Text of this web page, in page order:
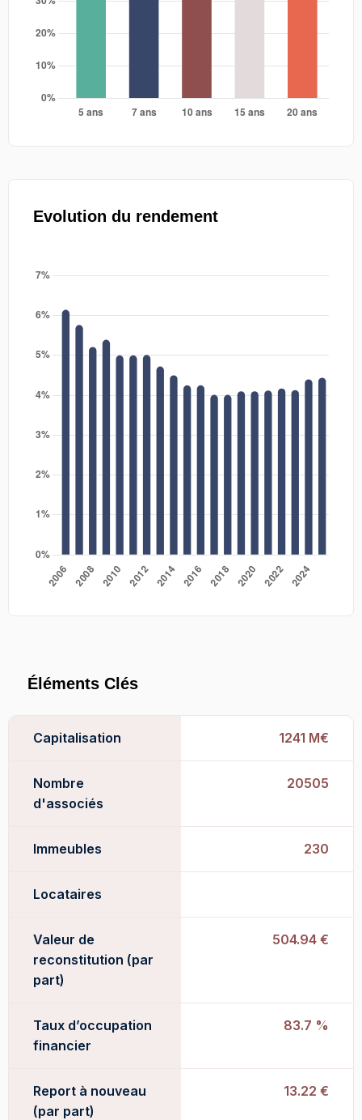
Evolution du rendement
Éléments Clés
Capitalisation 1241 M€
Nombre
d'associés
20505
Immeubles 230
Locataires
Valeur de
reconstitution (par
part)
504.94 €
Taux d’occupation
financier
83.7 %
Report à nouveau
(par part)
13.22 €